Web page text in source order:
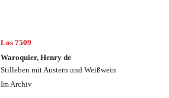
Los 7509
Waroquier, Henry de
Stilleben mit Austern und Weißwein
Im Archiv